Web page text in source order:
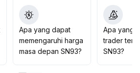
Apa yang dapat
memengaruhi harga
masa depan SN93?
Apa yang
trader
SN93?